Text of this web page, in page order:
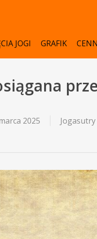
JOGI GRAFIK
2025 Jogasutry